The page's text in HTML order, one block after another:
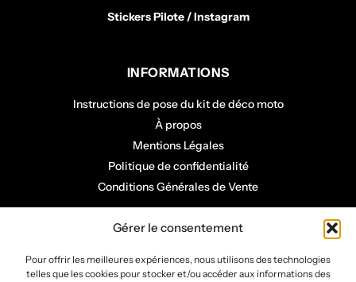
Gérer le consentement
Pour offrir les meilleures expériences, nous utilisons des technologies
telles que les cookies pour stocker et/ou accéder aux informations des
Stickers Pilote / Instagram
INFORMATIONS
Instructions de pose du kit de déco moto
À propos
Mentions Légales
Politique de confidentialité
Conditions Générales de Vente
COMPTE CLIENT
Mon panier
Mon compte